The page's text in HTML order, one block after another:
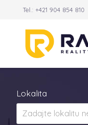
Tel.:+421 904 854 810
Lokalita